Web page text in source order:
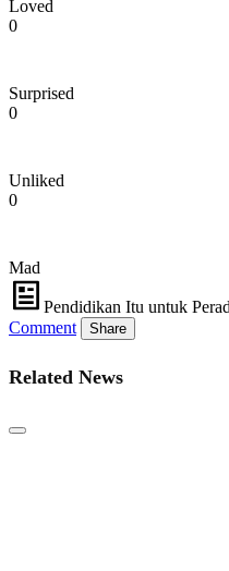
Loved
0
Surprised
0
Unliked
0
Mad
Pendidikan Itu untuk
Comment
Share
Related News